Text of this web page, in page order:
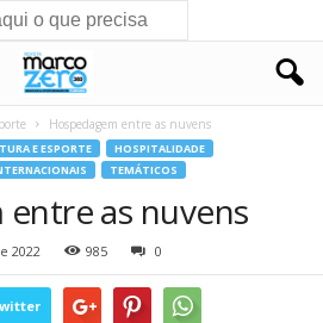
Hospedagem entre as nuvens
E ESPORTE
HOSPITALIDADE
TEMÁTICOS
as nuvens
2022 985 0